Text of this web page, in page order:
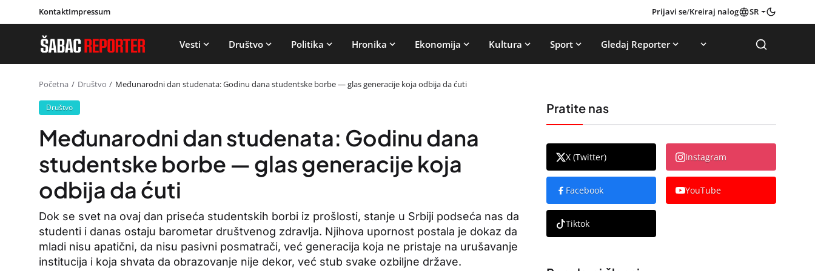
KontaktImpressum Prijavi se/Kreiraj nalog SR
Vesti Društvo Politika Hronika Ekonomija Kultura Sport Gledaj Reporter
Početna Društvo Međunarodni dan studenata: Godinu dana studentske borbe — glas generacije koja odbija da ćuti
Društvo
Međunarodni dan studenata: Godinu dana
studentske borbe — glas generacije koja
odbija da ćuti
Dok se svet na ovaj dan priseća studentskih borbi iz prošlosti, stanje u Srbiji podseća nas da
studenti i danas ostaju barometar društvenog zdravlja. Njihova upornost postala je dokaz da
mladi nisu apatični, da nisu pasivni posmatrači, već generacija koja ne pristaje na urušavanje
institucija i koja shvata da obrazovanje nije dekor, već stub svake ozbiljne države.
Pratite nas
X (Twitter) Instagram
Facebook YouTube
Tiktok